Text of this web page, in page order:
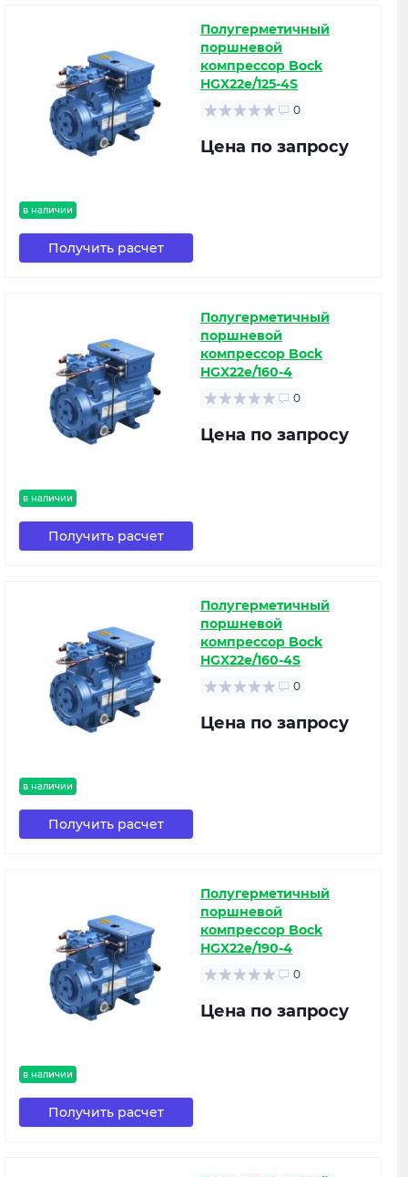
в наличии
Полугерметичный
поршневой
компрессор Bock
HGX22e/125-4S
0
Цена по запросу
Получить расчет
в наличии
Полугерметичный
поршневой
компрессор Bock
HGX22e/160-4
0
Цена по запросу
Получить расчет
в наличии
Полугерметичный
поршневой
компрессор Bock
HGX22e/160-4S
0
Цена по запросу
Получить расчет
в наличии
Полугерметичный
поршневой
компрессор Bock
HGX22e/190-4
0
Цена по запросу
Получить расчет